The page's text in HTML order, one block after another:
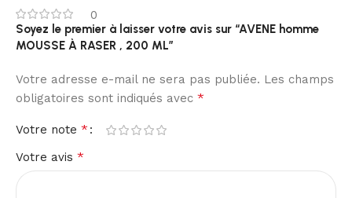
0
Soyez le premier à laisser votre avis sur “AVENE homme
MOUSSE À RASER , 200 ML”
Votre adresse e-mail ne sera pas publiée. Les champs
obligatoires sont indiqués avec *
Votre note *
Votre avis *